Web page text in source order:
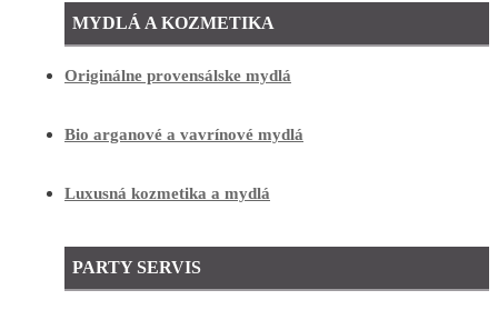
MYDLÁ A KOZMETIKA
Originálne provensálske mydlá
Bio arganové a vavrínové mydlá
Luxusná kozmetika a mydlá
PARTY SERVIS